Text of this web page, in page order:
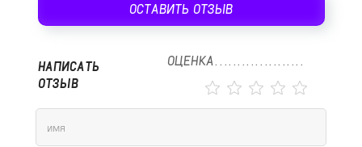
ОСТАВИТЬ ОТЗЫВ
НАПИСАТЬ
ОТЗЫВ
ОЦЕНКА